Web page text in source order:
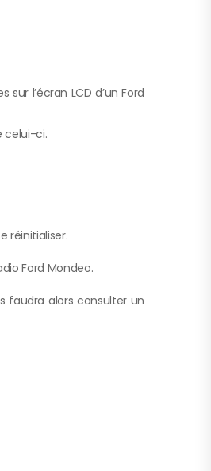
l’écran LCD d’un Ford
celui-ci.
réinitialiser.
Ford Mondeo.
faudra alors consulter un